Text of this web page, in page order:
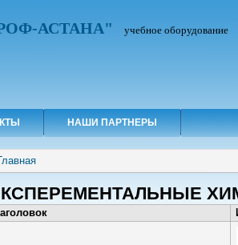
АСТАНА" учебное оборудование
НАШИ ПАРТНЕРЫ
здесь